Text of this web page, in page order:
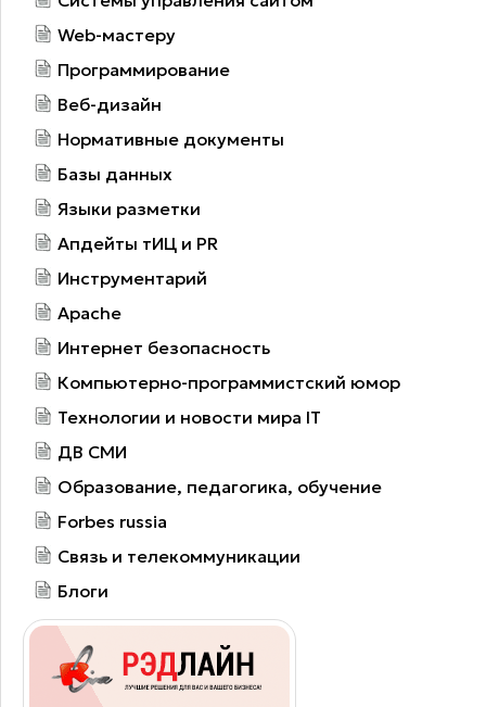
Web-мастеру
Программирование
Веб-дизайн
Нормативные документы
Базы данных
Языки разметки
Апдейты тИЦ и PR
Инструментарий
Apache
Интернет безопасность
Компьютерно-программистский юмор
Технологии и новости мира IT
ДВ СМИ
Образование, педагогика, обучение
Forbes russia
Связь и телекоммуникации
Блоги